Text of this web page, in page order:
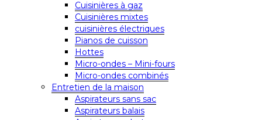
Cuisinières à gaz
Cuisinières mixtes
cuisinières électriques
Pianos de cuisson
Hottes
Micro-ondes – Mini-fours
Micro-ondes combinés
Entretien de la maison
Aspirateurs sans sac
Aspirateurs balais